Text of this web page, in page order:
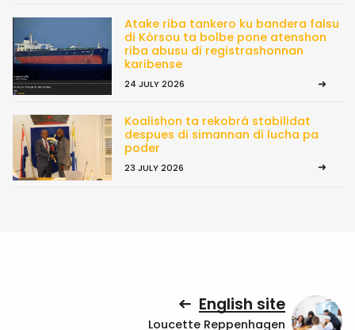
Atake riba tankero ku bandera falsu
di Kòrsou ta bolbe pone atenshon
riba abusu di registrashonnan
karibense
24 JULY 2026
Koalishon ta rekobrá stabilidat
despues di simannan di lucha pa
poder
23 JULY 2026
English site
Loucette Reppenhagen